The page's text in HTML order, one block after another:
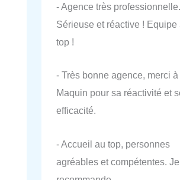
- Agence très professionnelle.
Sérieuse et réactive ! Equipe
top !
- Très bonne agence, merci à
Maquin pour sa réactivité et
efficacité.
- Accueil au top, personnes
agréables et compétentes. Je